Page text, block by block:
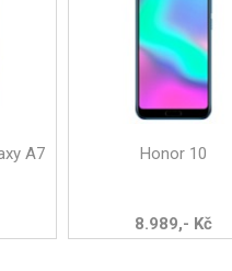
A7
Honor 10
8.989,- Kč